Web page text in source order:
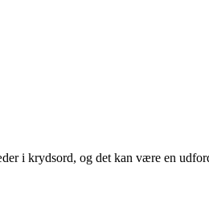
i krydsord, og det kan være en